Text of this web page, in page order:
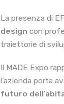
La presenza di
design con
traiettorie di
Il MADE Expo
l’azienda porta
futuro